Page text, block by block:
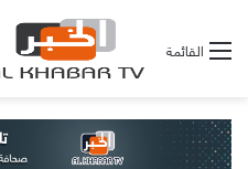
القائمة